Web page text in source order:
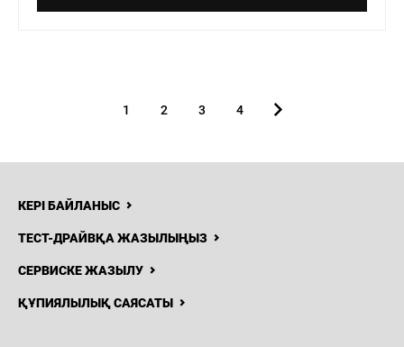
1 2 3 4
КЕРІ БАЙЛАНЫС
ТЕСТ-ДРАЙВҚА ЖАЗЫЛЫҢЫЗ
СЕРВИСКЕ ЖАЗЫЛУ
ҚҰПИЯЛЫЛЫҚ САЯСАТЫ